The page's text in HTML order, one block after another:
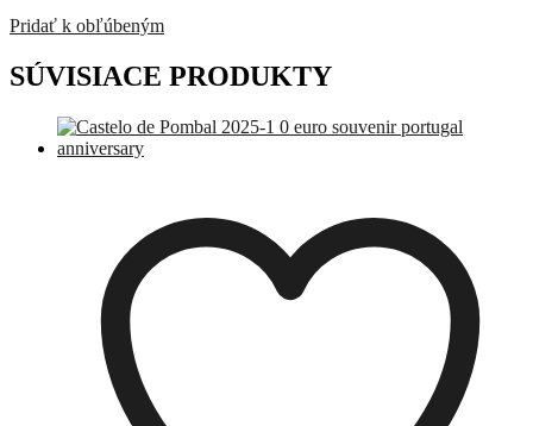
Pridať k obľúbeným
SÚVISIACE PRODUKTY